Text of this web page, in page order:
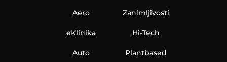
Aero Zanimljivosti
eKlinika Hi-Tech
Auto Plantbased